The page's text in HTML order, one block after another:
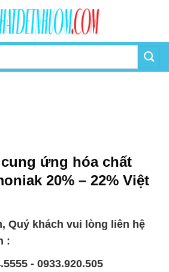
ứng hóa chất
20% – 22% Việt
Quý khách vui lòng liên hệ
:
- 0933.920.505